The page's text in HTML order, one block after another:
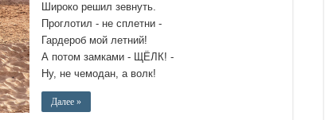
Широко решил зевнуть.
Проглотил - не сплетни -
Гардероб мой летний!
А потом замками - ЩЁЛК! -
Ну, не чемодан, а волк!
Далее »